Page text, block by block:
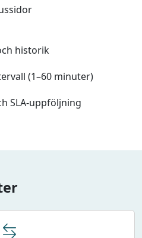
historik
(1–60 minuter)
SLA-uppföljning